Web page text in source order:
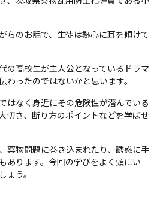
らのお話で、生徒は熱心に耳を傾けて
の高校生が主人公となっているドラマ
わったのではないかと思います。
はなく身近にその危険性が潜んでいる
切さ、断り方のポイントなどを学ばせ
薬物問題に巻き込まれたり、誘惑に手
あります。今回の学びをよく頭にい
ょう。